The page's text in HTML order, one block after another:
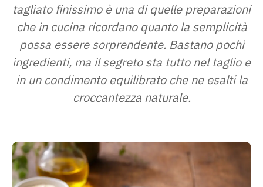
tagliato finissimo è una di quelle preparazioni
che in cucina ricordano quanto la semplicità
possa essere sorprendente. Bastano pochi
ingredienti, ma il segreto sta tutto nel taglio e
in un condimento equilibrato che ne esalti la
croccantezza naturale.